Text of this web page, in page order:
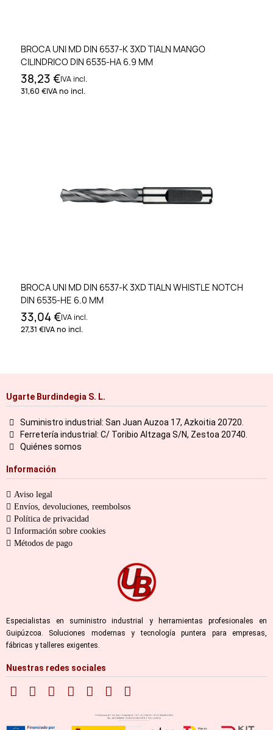
BROCA UNI MD DIN 6537-K 3XD TIALN MANGO
CILINDRICO DIN 6535-HA 6.9 MM
38,23 €IVA incl.
31,60 €IVA no incl.
BROCA UNI MD DIN 6537-K 3XD TIALN WHISTLE NOTCH
DIN 6535-HE 6.0 MM
33,04 €IVA incl.
27,31 €IVA no incl.
Ugarte Burdindegia S. L.
Suministro industrial: San Juan Auzoa 17, Azkoitia 20720.
Ferretería industrial: C/ Toribio Altzaga S/N, Zestoa 20740.
Quiénes somos
Información
Aviso legal
Envíos, devoluciones, reembolsos
Política de privacidad
Información sobre cookies
Métodos de pago
Especialistas en suministro industrial y herramientas profesionales en
Guipúzcoa. Soluciones modernas y tecnología puntera para empresas,
fábricas y talleres exigentes.
Nuestras redes sociales